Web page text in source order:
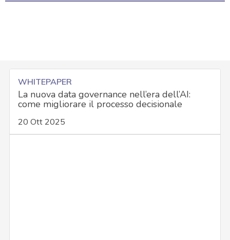
WHITEPAPER
La nuova data governance nell’era dell’AI:
come migliorare il processo decisionale
20 Ott 2025